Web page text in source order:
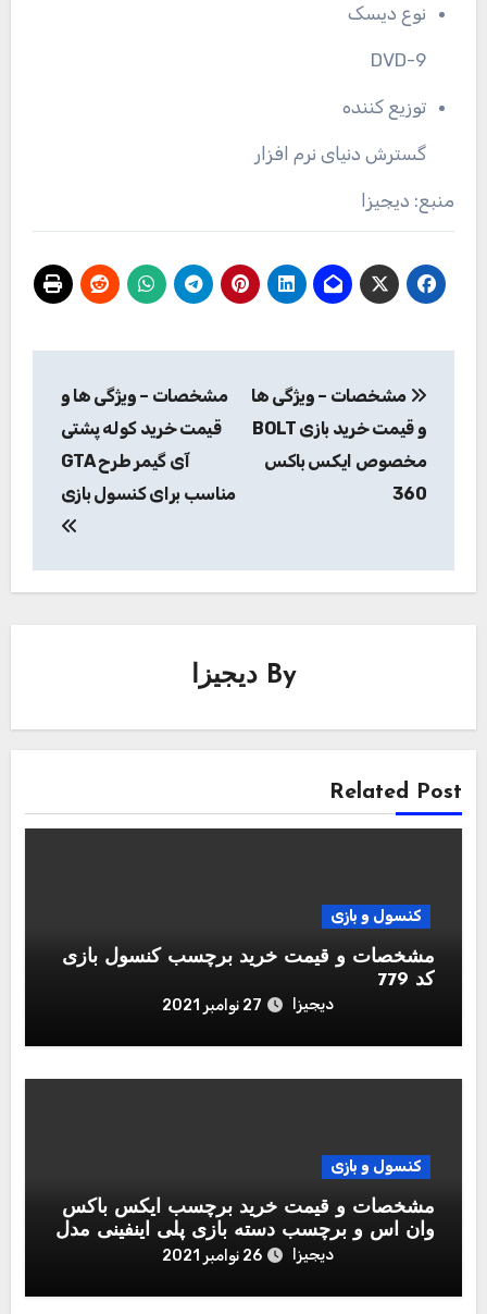
نوع دیسک
DVD-9
توزیع کننده
گسترش دنیای نرم افزار
منبع: دیجیزا
نوشته
مشخصات – ویژگی ها
و قیمت خرید بازی BOLT
مخصوص ایکس باکس
360
مشخصات – ویژگی ها و
قیمت خرید کوله پشتی
آی گیمر طرح GTA
مناسب برای کنسول بازی
By دیجیزا
Related Post
کنسول و بازی
مشخصات و قیمت خرید برچسب کنسول بازی
کد 779
دیجیزا 27 نوامبر 2021
کنسول و بازی
مشخصات و قیمت خرید برچسب ایکس باکس
وان اس و برچسب دسته بازی پلی اینفینی مدل
Call of Duty Black Ops Cold War
دیجیزا 26 نوامبر 2021